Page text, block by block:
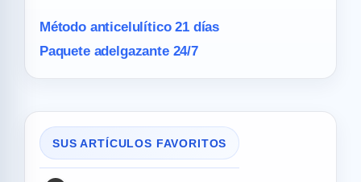
Método anticelulítico 21 días
Paquete adelgazante 24/7
SUS ARTÍCULOS FAVORITOS